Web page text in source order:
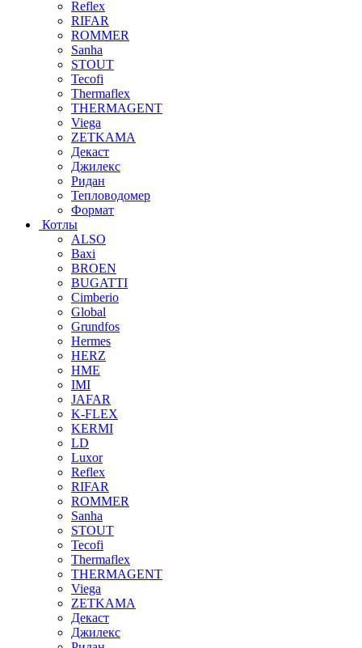
Reflex
RIFAR
ROMMER
Sanha
STOUT
Tecofi
Thermaflex
THERMAGENT
Viega
ZETKAMA
Декаст
Джилекс
Ридан
Тепловодомер
Формат
Котлы
ALSO
Baxi
BROEN
BUGATTI
Cimberio
Global
Grundfos
Hermes
HERZ
HME
IMI
JAFAR
K-FLEX
KERMI
LD
Luxor
Reflex
RIFAR
ROMMER
Sanha
STOUT
Tecofi
Thermaflex
THERMAGENT
Viega
ZETKAMA
Декаст
Джилекс